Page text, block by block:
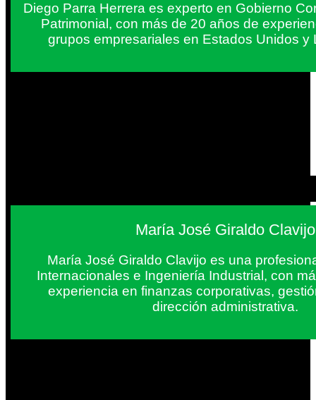
Diego Parra Herrera es experto en Gobierno
Patrimonial, con más de 20 años de
grupos empresariales en Estados Unidos y
María José Giraldo Clavijo
María José Giraldo Clavijo es una
Internacionales e Ingeniería Industrial, con
experiencia en finanzas corporativas,
dirección administrativa.